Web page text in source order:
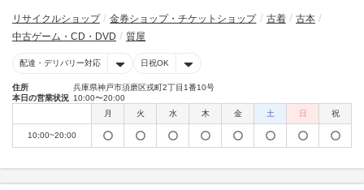
リサイクルショップ 金券ショップ・チケットショップ 古着
古本
中古ゲーム・CD・DVD
質屋
配達・デリバリー対応 日祝OK
住所
兵庫県神戸市須磨区戎町2丁目1番10号
本日の営業状況 10:00〜20:00
月
火 水 木 金 土 日 祝
10:00~20:00